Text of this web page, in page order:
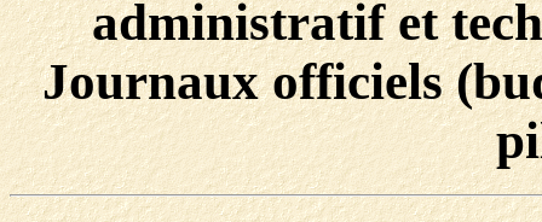
administratif et
Journaux officiels